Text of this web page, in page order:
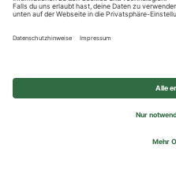
© 2026 REWE